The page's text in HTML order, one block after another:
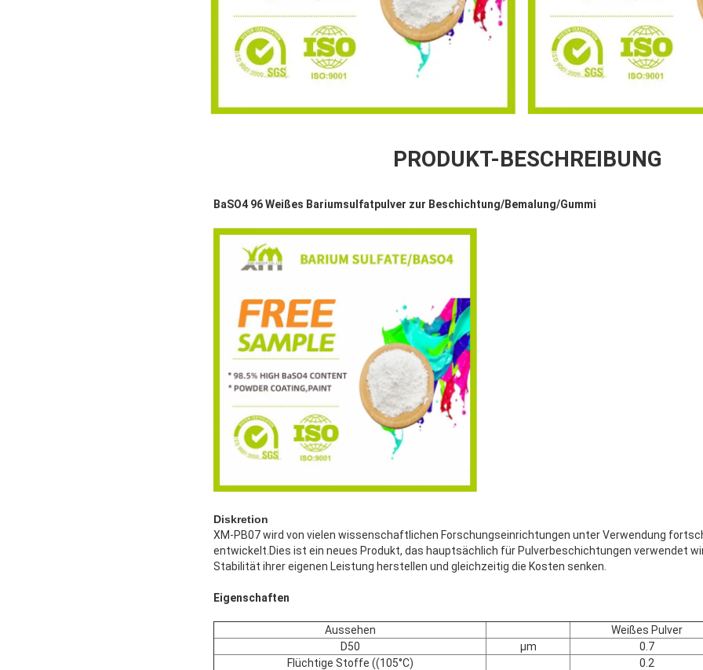
PRODUKT-BESCHREIBUNG
BaSO4 96 Weißes Bariumsulfatpulver zur Beschichtung/Bemalung/Gummi
Diskretion
XM-PB07 wird von vielen wissenschaftlichen Forschungseinrichtungen unter Verwendung
entwickelt.Dies ist ein neues Produkt, das hauptsächlich für Pulverbeschichtungen verwendet
Stabilität ihrer eigenen Leistung herstellen und gleichzeitig die Kosten senken.
Eigenschaften
Aussehen
Weißes Pulver
D50
μm
0.7
Flüchtige Stoffe ((105°C)
0.2